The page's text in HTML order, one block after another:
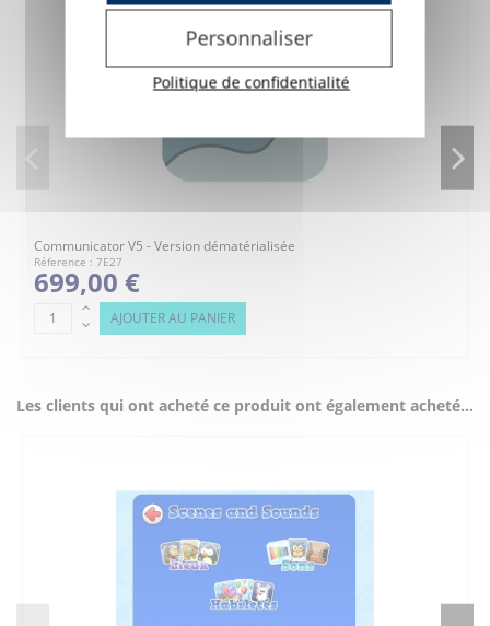
Communicator V5 - Version dématérialisée
Réference : 7E27
699,00 €
AJOUTER AU PANIER
Les clients qui ont acheté ce produit ont également acheté...
Personnaliser
Politique de confidentialité